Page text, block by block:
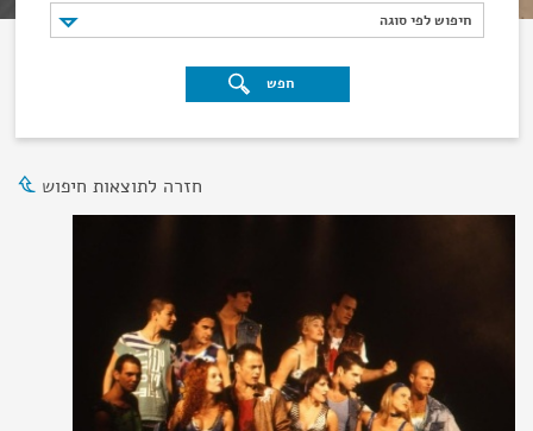
חיפוש לפי סוגה
חיפוש לפי סוגה
חפש
חזרה לתוצאות חיפוש